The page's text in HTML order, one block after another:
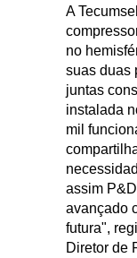
A
no
suas duas
juntas
instalada
mil
assim
avançado
futura",
Diretor de